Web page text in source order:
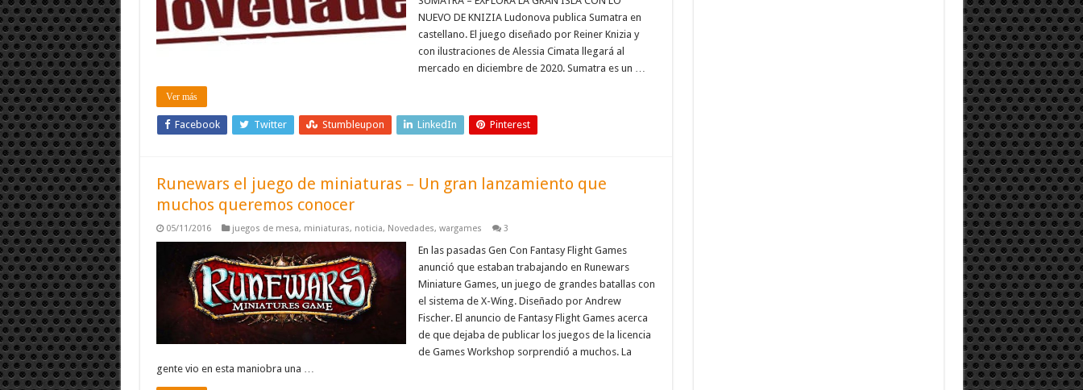
NUEVO DE KNIZIA Ludonova publica Sumatra en
castellano. El juego diseñado por Reiner Knizia y
con ilustraciones de Alessia Cimata llegará al
mercado en diciembre de 2020. Sumatra es un …
Ver más
Facebook Twitter Stumbleupon LinkedIn Pinterest
Runewars el juego de miniaturas – Un gran lanzamiento que
muchos queremos conocer
05/11/2016 juegos de mesa, miniaturas, noticia, Novedades, wargames 3
En las pasadas Gen Con Fantasy Flight Games
anunció que estaban trabajando en Runewars
Miniature Games, un juego de grandes batallas con
el sistema de X-Wing. Diseñado por Andrew
Fischer. El anuncio de Fantasy Flight Games acerca
de que dejaba de publicar los juegos de la licencia
de Games Workshop sorprendió a muchos. La
gente vio en esta maniobra una …